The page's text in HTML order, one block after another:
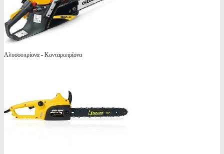
Αλυσσοπρίονα - Κονταροπρίονα